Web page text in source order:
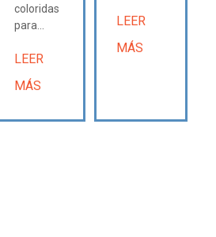
coloridas
para...
LEER
MÁS
LEER
MÁS